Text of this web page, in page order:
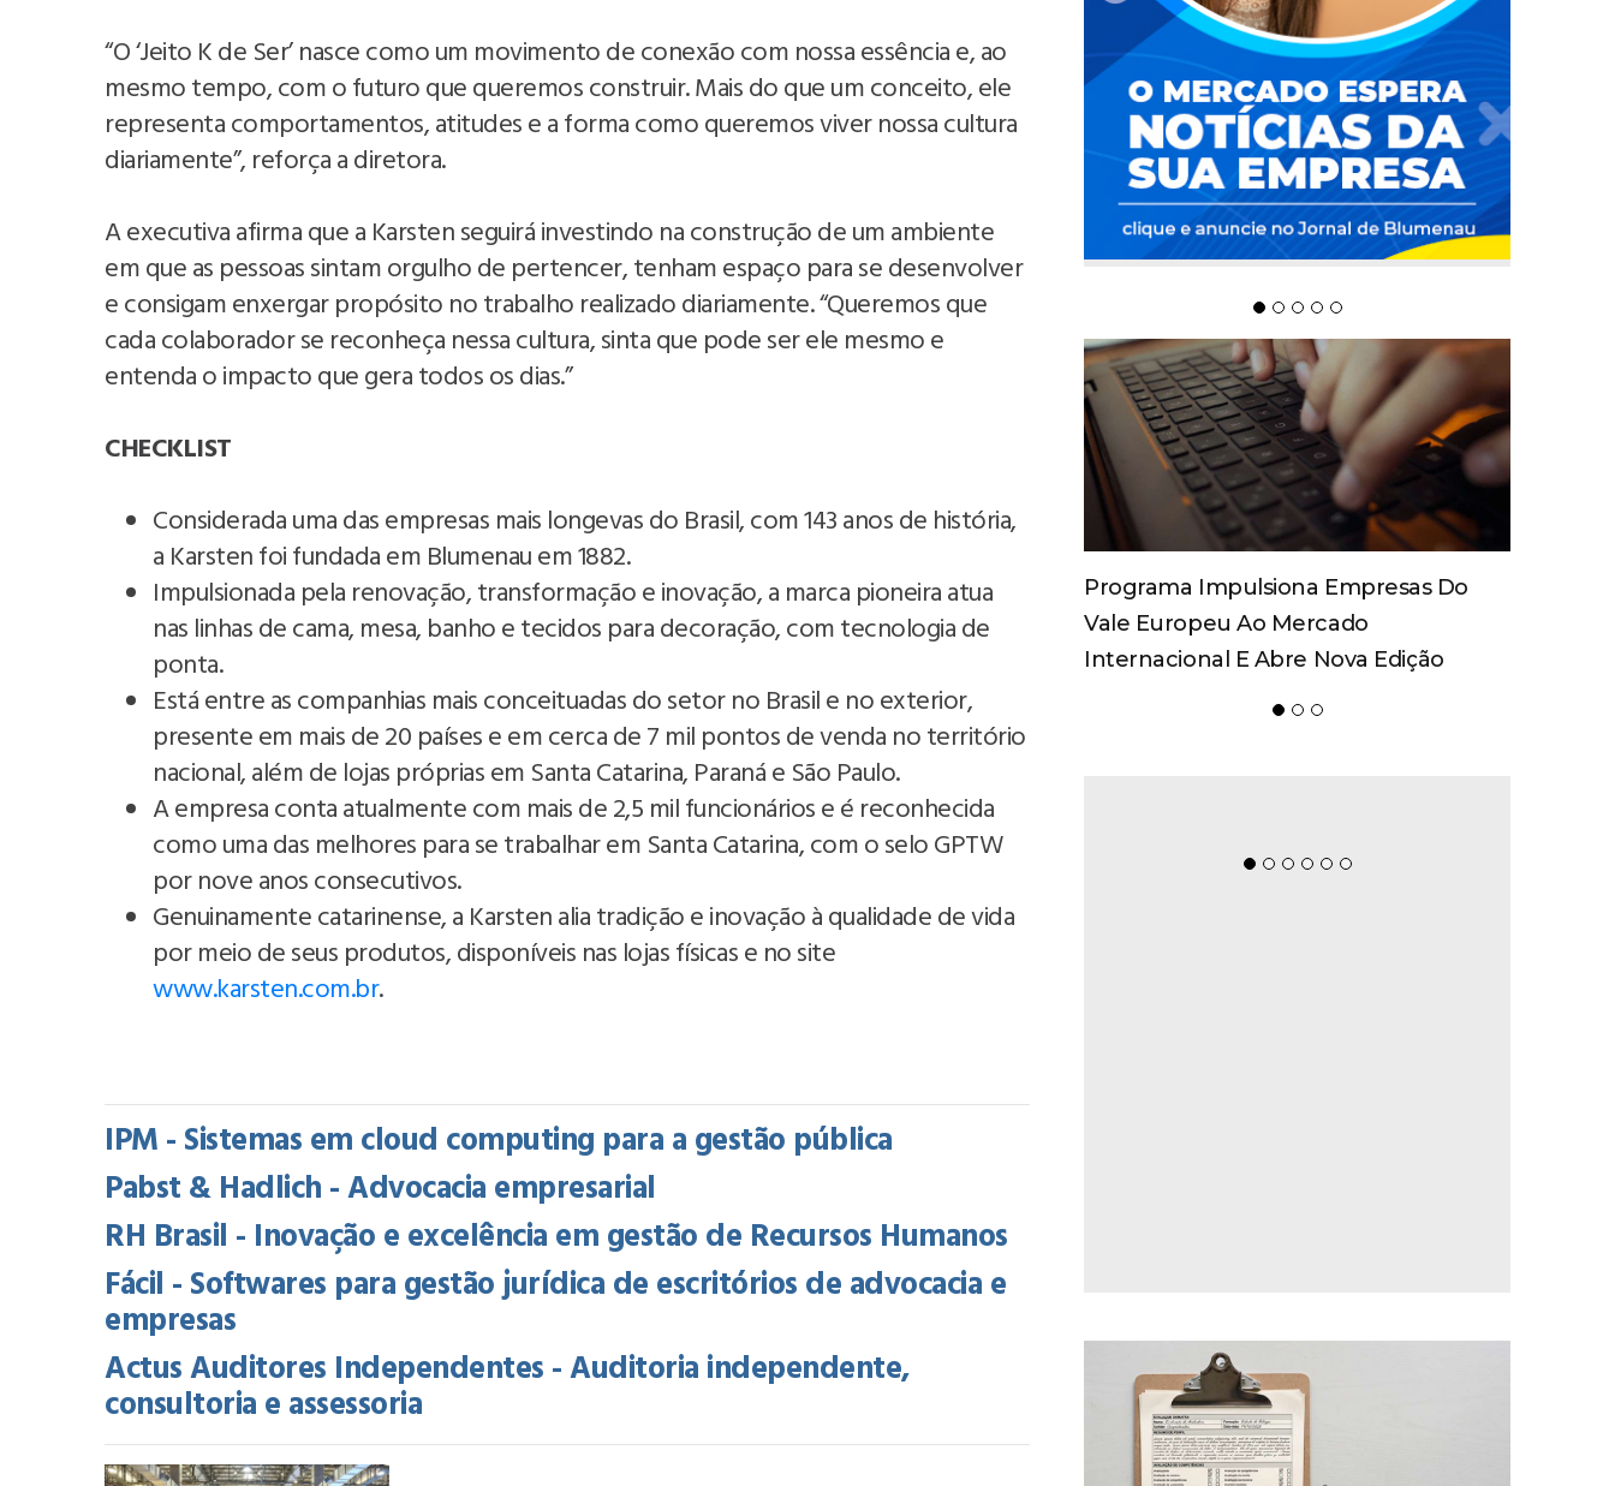
“O ‘Jeito K de Ser’ nasce como um movimento de conexão com nossa essência e, ao
mesmo tempo, com o futuro que queremos construir. Mais do que um conceito, ele
representa comportamentos, atitudes e a forma como queremos viver nossa cultura
diariamente”, reforça a diretora.
A executiva afirma que a Karsten seguirá investindo na construção de um ambiente
em que as pessoas sintam orgulho de pertencer, tenham espaço para se desenvolver
e consigam enxergar propósito no trabalho realizado diariamente. “Queremos que
cada colaborador se reconheça nessa cultura, sinta que pode ser ele mesmo e
entenda o impacto que gera todos os dias.”
CHECKLIST
Considerada uma das empresas mais longevas do Brasil, com 143 anos de história,
a Karsten foi fundada em Blumenau em 1882.
Impulsionada pela renovação, transformação e inovação, a marca pioneira atua
nas linhas de cama, mesa, banho e tecidos para decoração, com tecnologia de
ponta.
Está entre as companhias mais conceituadas do setor no Brasil e no exterior,
presente em mais de 20 países e em cerca de 7 mil pontos de venda no território
nacional, além de lojas próprias em Santa Catarina, Paraná e São Paulo.
A empresa conta atualmente com mais de 2,5 mil funcionários e é reconhecida
como uma das melhores para se trabalhar em Santa Catarina, com o selo GPTW
por nove anos consecutivos.
Genuinamente catarinense, a Karsten alia tradição e inovação à qualidade de vida
por meio de seus produtos, disponíveis nas lojas físicas e no site
www.karsten.com.br.
IPM - Sistemas em cloud computing para a gestão pública
Pabst & Hadlich - Advocacia empresarial
RH Brasil - Inovação e excelência em gestão de Recursos Humanos
Fácil - Softwares para gestão jurídica de escritórios de advocacia e
empresas
Actus Auditores Independentes - Auditoria independente,
consultoria e assessoria
Spaten Tisch Chega À Oktoberfest De
Blumenau Para Celebrar O Ritual Da
Cerveja E Dos Encontros